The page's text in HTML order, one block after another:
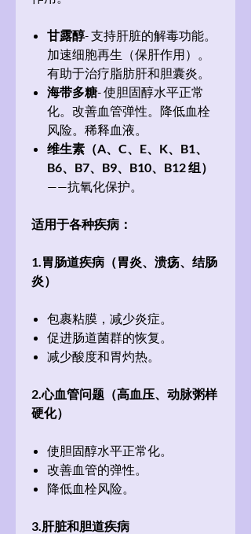
甘露醇- 支持肝脏的解毒功能。
加速细胞再生（保肝作用）。
有助于治疗脂肪肝和胆囊炎。
海带多糖- 使胆固醇水平正常
化。改善血管弹性。降低血栓
风险。稀释血液。
维生素（A、C、E、K、B1、
B6、B7、B9、B10、B12 组）
——抗氧化保护。
适用于各种疾病：
1.胃肠道疾病（胃炎、溃疡、结肠
炎）
包裹粘膜，减少炎症。
促进肠道菌群的恢复。
减少酸度和胃灼热。
2.心血管问题（高血压、动脉粥样
硬化）
使胆固醇水平正常化。
改善血管的弹性。
降低血栓风险。
3.肝脏和胆道疾病